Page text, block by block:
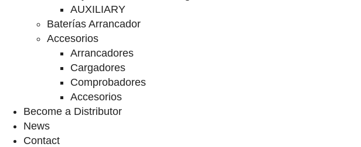
AUXILIARY
Baterías Arrancador
Accesorios
Arrancadores
Cargadores
Comprobadores
Accesorios
Become a Distributor
News
Contact